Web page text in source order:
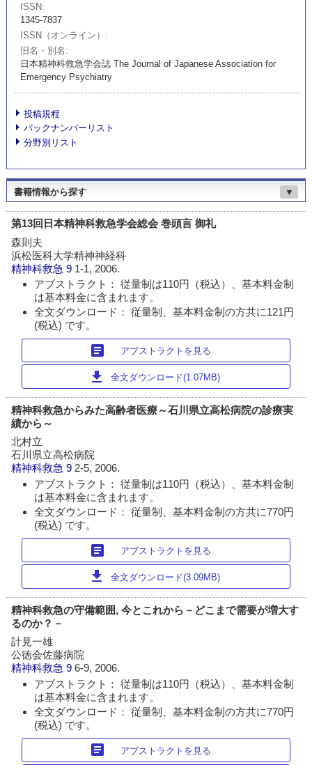
ISSN
1345-7837
ISSN（オンライン）
旧名・別名
日本精神科救急学会誌 The Journal of Japanese Association for
Emergency Psychiatry
投稿規程
バックナンバーリスト
分野別リスト
書籍情報から探す ▼
第13回日本精神科救急学会総会 巻頭言 御礼
森則夫
浜松医科大学精神神経科
精神科救急 9 1-1, 2006.
アブストラクト： 従量制は110円（税込）、基本料金制
は基本料金に含まれます。
全文ダウンロード： 従量制、基本料金制の方共に121円
(税込) です。
article アブストラクトを見る
download 全文ダウンロード(1.07MB)
精神科救急からみた高齢者医療～石川県立高松病院の診療実
績から～
北村立
石川県立高松病院
精神科救急 92-5, 2006.
アブストラクト： 従量制は110円（税込）、基本料金制
は基本料金に含まれます。
全文ダウンロード： 従量制、基本料金制の方共に770円
(税込) です。
article アブストラクトを見る
download 全文ダウンロード(3.09MB)
精神科救急の守備範囲, 今とこれから－どこまで需要が増大す
るのか？－
計見一雄
公徳会佐藤病院
精神科救急 96-9, 2006.
アブストラクト： 従量制は110円（税込）、基本料金制
は基本料金に含まれます。
全文ダウンロード： 従量制、基本料金制の方共に770円
(税込) です。
article アブストラクトを見る